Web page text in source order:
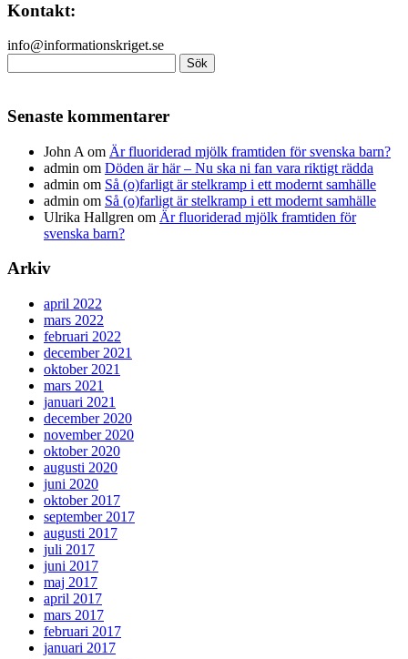
Kontakt:
info@informationskriget.se
efter:
Senaste kommentarer
John A om Är fluoriderad mjölk framtiden för svenska barn?
admin om Döden är här – Nu ska ni fan vara riktigt rädda
admin om Så (o)farligt är stelkramp i ett modernt samhälle
admin om Så (o)farligt är stelkramp i ett modernt samhälle
Ulrika Hallgren om Är fluoriderad mjölk framtiden för
svenska barn?
Arkiv
april 2022
mars 2022
februari 2022
december 2021
oktober 2021
mars 2021
januari 2021
december 2020
november 2020
oktober 2020
augusti 2020
juni 2020
oktober 2017
september 2017
augusti 2017
juli 2017
juni 2017
maj 2017
april 2017
mars 2017
februari 2017
januari 2017